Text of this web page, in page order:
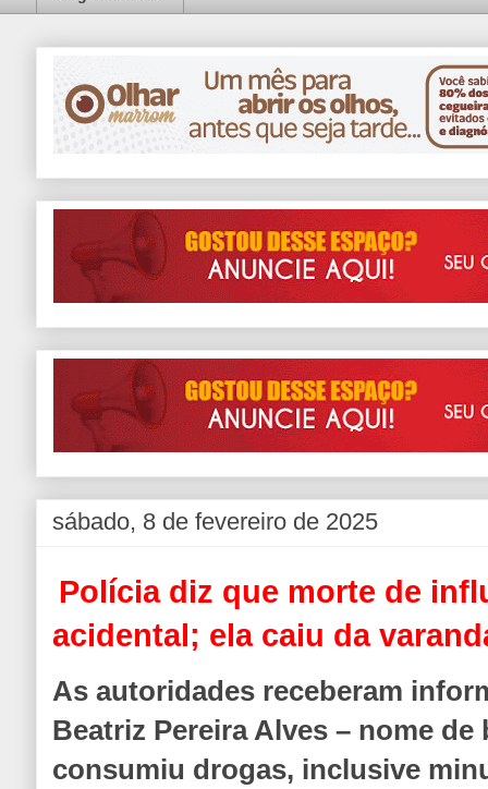
sábado, 8 de fevereiro de 2025
Polícia diz que morte de
acidental; ela caiu da
As autoridades receberam
Beatriz Pereira Alves – nome
consumiu drogas, inclusive